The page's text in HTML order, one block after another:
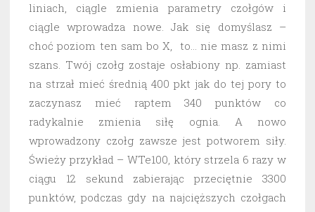
liniach, ciągle zmienia parametry czołgów i
ciągle wprowadza nowe. Jak się domyślasz –
choć poziom ten sam bo X, to… nie masz z nimi
szans. Twój czołg zostaje osłabiony np. zamiast
na strzał mieć średnią 400 pkt jak do tej pory to
zaczynasz mieć raptem 340 punktów co
radykalnie zmienia siłę ognia. A nowo
wprowadzony czołg zawsze jest potworem siły.
Świeży przykład – WTe100, który strzela 6 razy w
ciągu 12 sekund zabierając przeciętnie 3300
punktów, podczas gdy na najcięższych czołgach